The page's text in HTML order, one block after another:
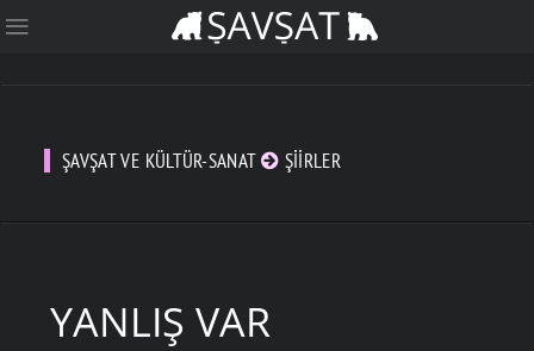
ŞAVŞAT VE KÜLTÜR-SANAT ŞIIRLER
YANLIŞ VAR